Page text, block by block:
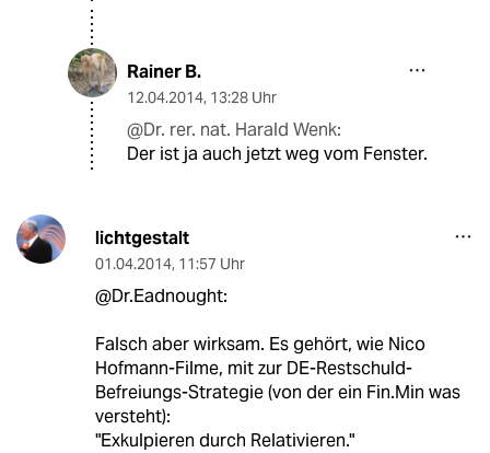
Rainer B.
12.04.2014, 13:28 Uhr
@Dr. rer. nat. Harald Wenk:
Der ist ja auch jetzt weg vom Fenster.
lichtgestalt
01.04.2014, 11:57 Uhr
@Dr.Eadnought:
Falsch aber wirksam. Es gehört, wie Nico
Hofmann-Filme, mit zur DE-Restschuld-
Befreiungs-Strategie (von der ein Fin.Min was
versteht):
"Exkulpieren durch Relativieren."